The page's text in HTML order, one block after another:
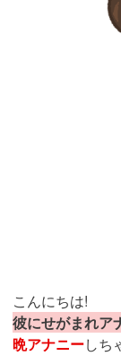
こんにちは!
彼にせがまれア
晩アナニーしち